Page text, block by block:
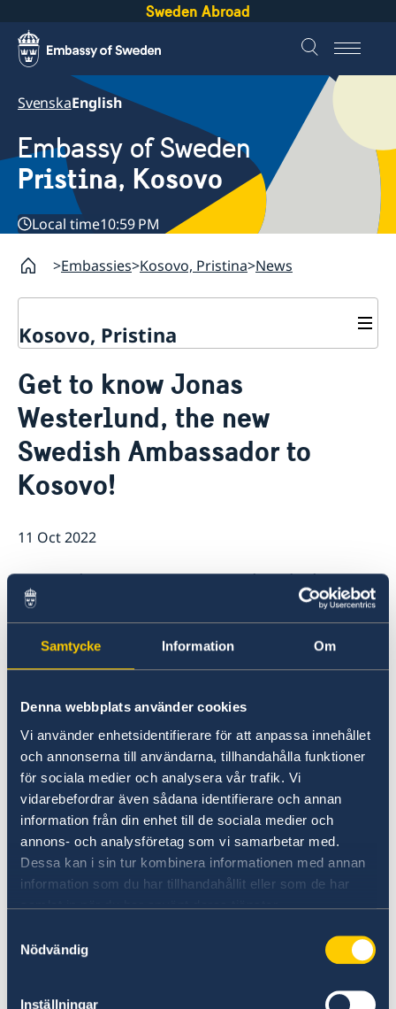
Samtycke Information Om
Denna webbplats använder cookies
Vi använder enhetsidentifierare för att anpassa innehållet
och annonserna till användarna, tillhandahålla funktioner
för sociala medier och analysera vår trafik. Vi
vidarebefordrar även sådana identifierare och annan
information från din enhet till de sociala medier och
annons- och analysföretag som vi samarbetar med.
Dessa kan i sin tur kombinera informationen med annan
information som du har tillhandahållit eller som de har
samlat in när du har använt deras tjänster.
Nödvändig
Inställningar
Sweden Abroad
SvenskaEnglish
Embassy of Sweden
Pristina, Kosovo
Local time10:59 PM
Embassies Kosovo, Pristina News
Kosovo, Pristina
About us
Ambassador
Vacancies
News
Get to know Jonas
Westerlund, the new
Swedish Ambassador to
Kosovo!
11 Oct 2022
Get to know Jonas Westerlund, the
new Swedish Ambassador to Kosovo!
Njihuni me Ambasadorin e ri Suedez ne Kosove
z. Jonas Westerlund! Shikoni videon dhe keni